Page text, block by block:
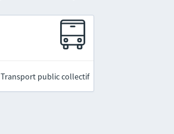
Transport public collectif